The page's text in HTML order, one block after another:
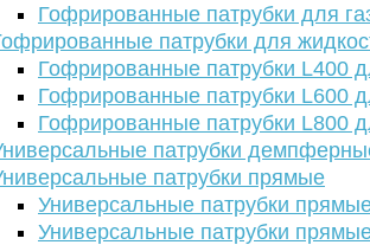
Гофрированные патрубки для
патрубки для
Гофрированные патрубки L400
Гофрированные патрубки L600
Гофрированные патрубки L800
патрубки
патрубки прямые
Универсальные патрубки
Универсальные патрубки